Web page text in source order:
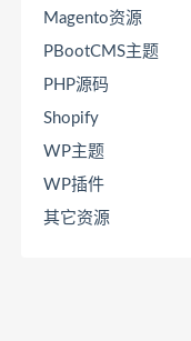
Magento资源
PBootCMS主题
PHP源码
Shopify
WP主题
WP插件
其它资源